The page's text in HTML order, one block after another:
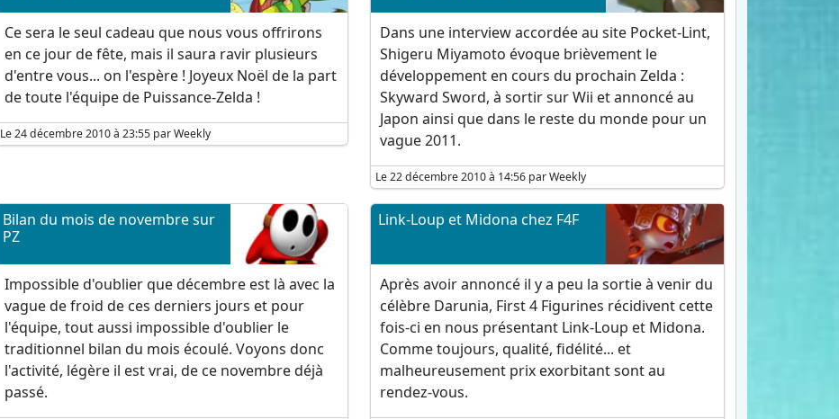
Ce sera le seul cadeau que nous vous offrirons
en ce jour de fête, mais il saura ravir plusieurs
d'entre vous... on l'espère ! Joyeux Noël de la part
de toute l'équipe de Puissance-Zelda !
Le 24 décembre 2010 à 23:55 par Weekly
Dans une interview accordée au site Pocket-Lint,
Shigeru Miyamoto évoque brièvement le
développement en cours du prochain Zelda :
Skyward Sword, à sortir sur Wii et annoncé au
Japon ainsi que dans le reste du monde pour un
vague 2011.
Le 22 décembre 2010 à 14:56 par Weekly
Bilan du mois de novembre sur
PZ
Impossible d'oublier que décembre est là avec la
vague de froid de ces derniers jours et pour
l'équipe, tout aussi impossible d'oublier le
traditionnel bilan du mois écoulé. Voyons donc
l'activité, légère il est vrai, de ce novembre déjà
passé.
Link-Loup et Midona chez F4F
Après avoir annoncé il y a peu la sortie à venir du
célèbre Darunia, First 4 Figurines récidivent cette
fois-ci en nous présentant Link-Loup et Midona.
Comme toujours, qualité, fidélité... et
malheureusement prix exorbitant sont au
rendez-vous.